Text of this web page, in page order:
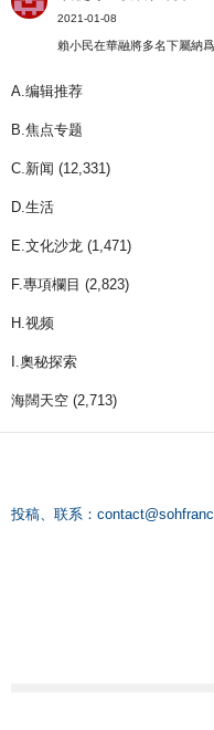
2021-01-08
賴小民在華融將多名下屬納
A.编辑推荐
B.焦点专题
C.新闻 (12,331)
D.生活
E.文化沙龙 (1,471)
F.專項欄目 (2,823)
H.视频
I.奧秘探索
海闊天空 (2,713)
投稿、联系：